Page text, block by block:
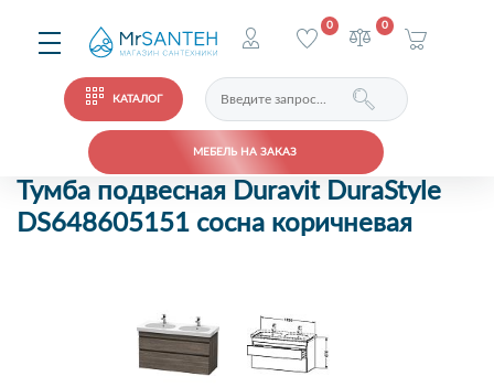
КАТАЛОГ
МЕБЕЛЬ НА ЗАКАЗ
0 0
Тумба подвесная Duravit DuraStyle
DS648605151 сосна коричневая